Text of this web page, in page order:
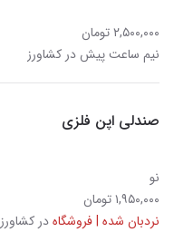
۲,۵۰۰,۰۰۰ تومان
نیم ساعت پیش در کشاورز
صندلی اپن فلزی
نو
۱,۹۵۰,۰۰۰ تومان
نردبان شده | فروشگاهدر کشاورز